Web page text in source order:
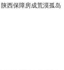
陕西保障房成荒漠孤岛